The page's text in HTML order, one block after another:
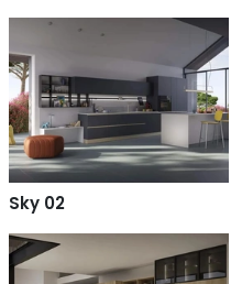
Sky 02